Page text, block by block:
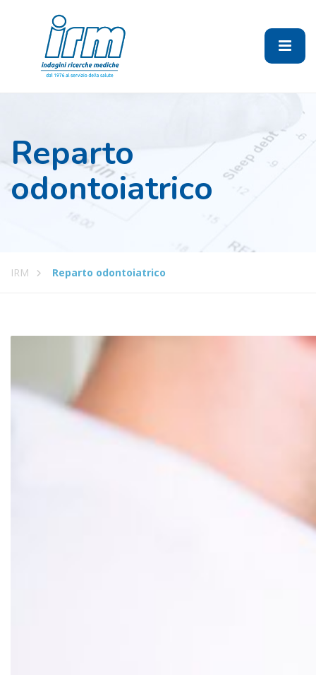
Reparto
odontoiatrico
IRM Reparto odontoiatrico